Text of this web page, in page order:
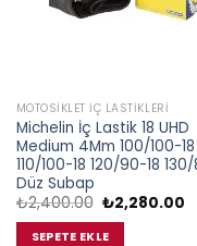
MOTOSIKLET İÇ LASTIKLERI
Michelin İç Lastik 18 UHD
Medium 4Mm 100/100-18
110/100-18 120/90-18
Düz Subap
₺2,400.00 Orijinal
fiyat:
₺2,400.00.
₺2,280.00Şu
SEPETE EKLE